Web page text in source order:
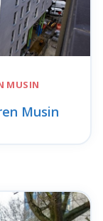
MUSIN
Musin